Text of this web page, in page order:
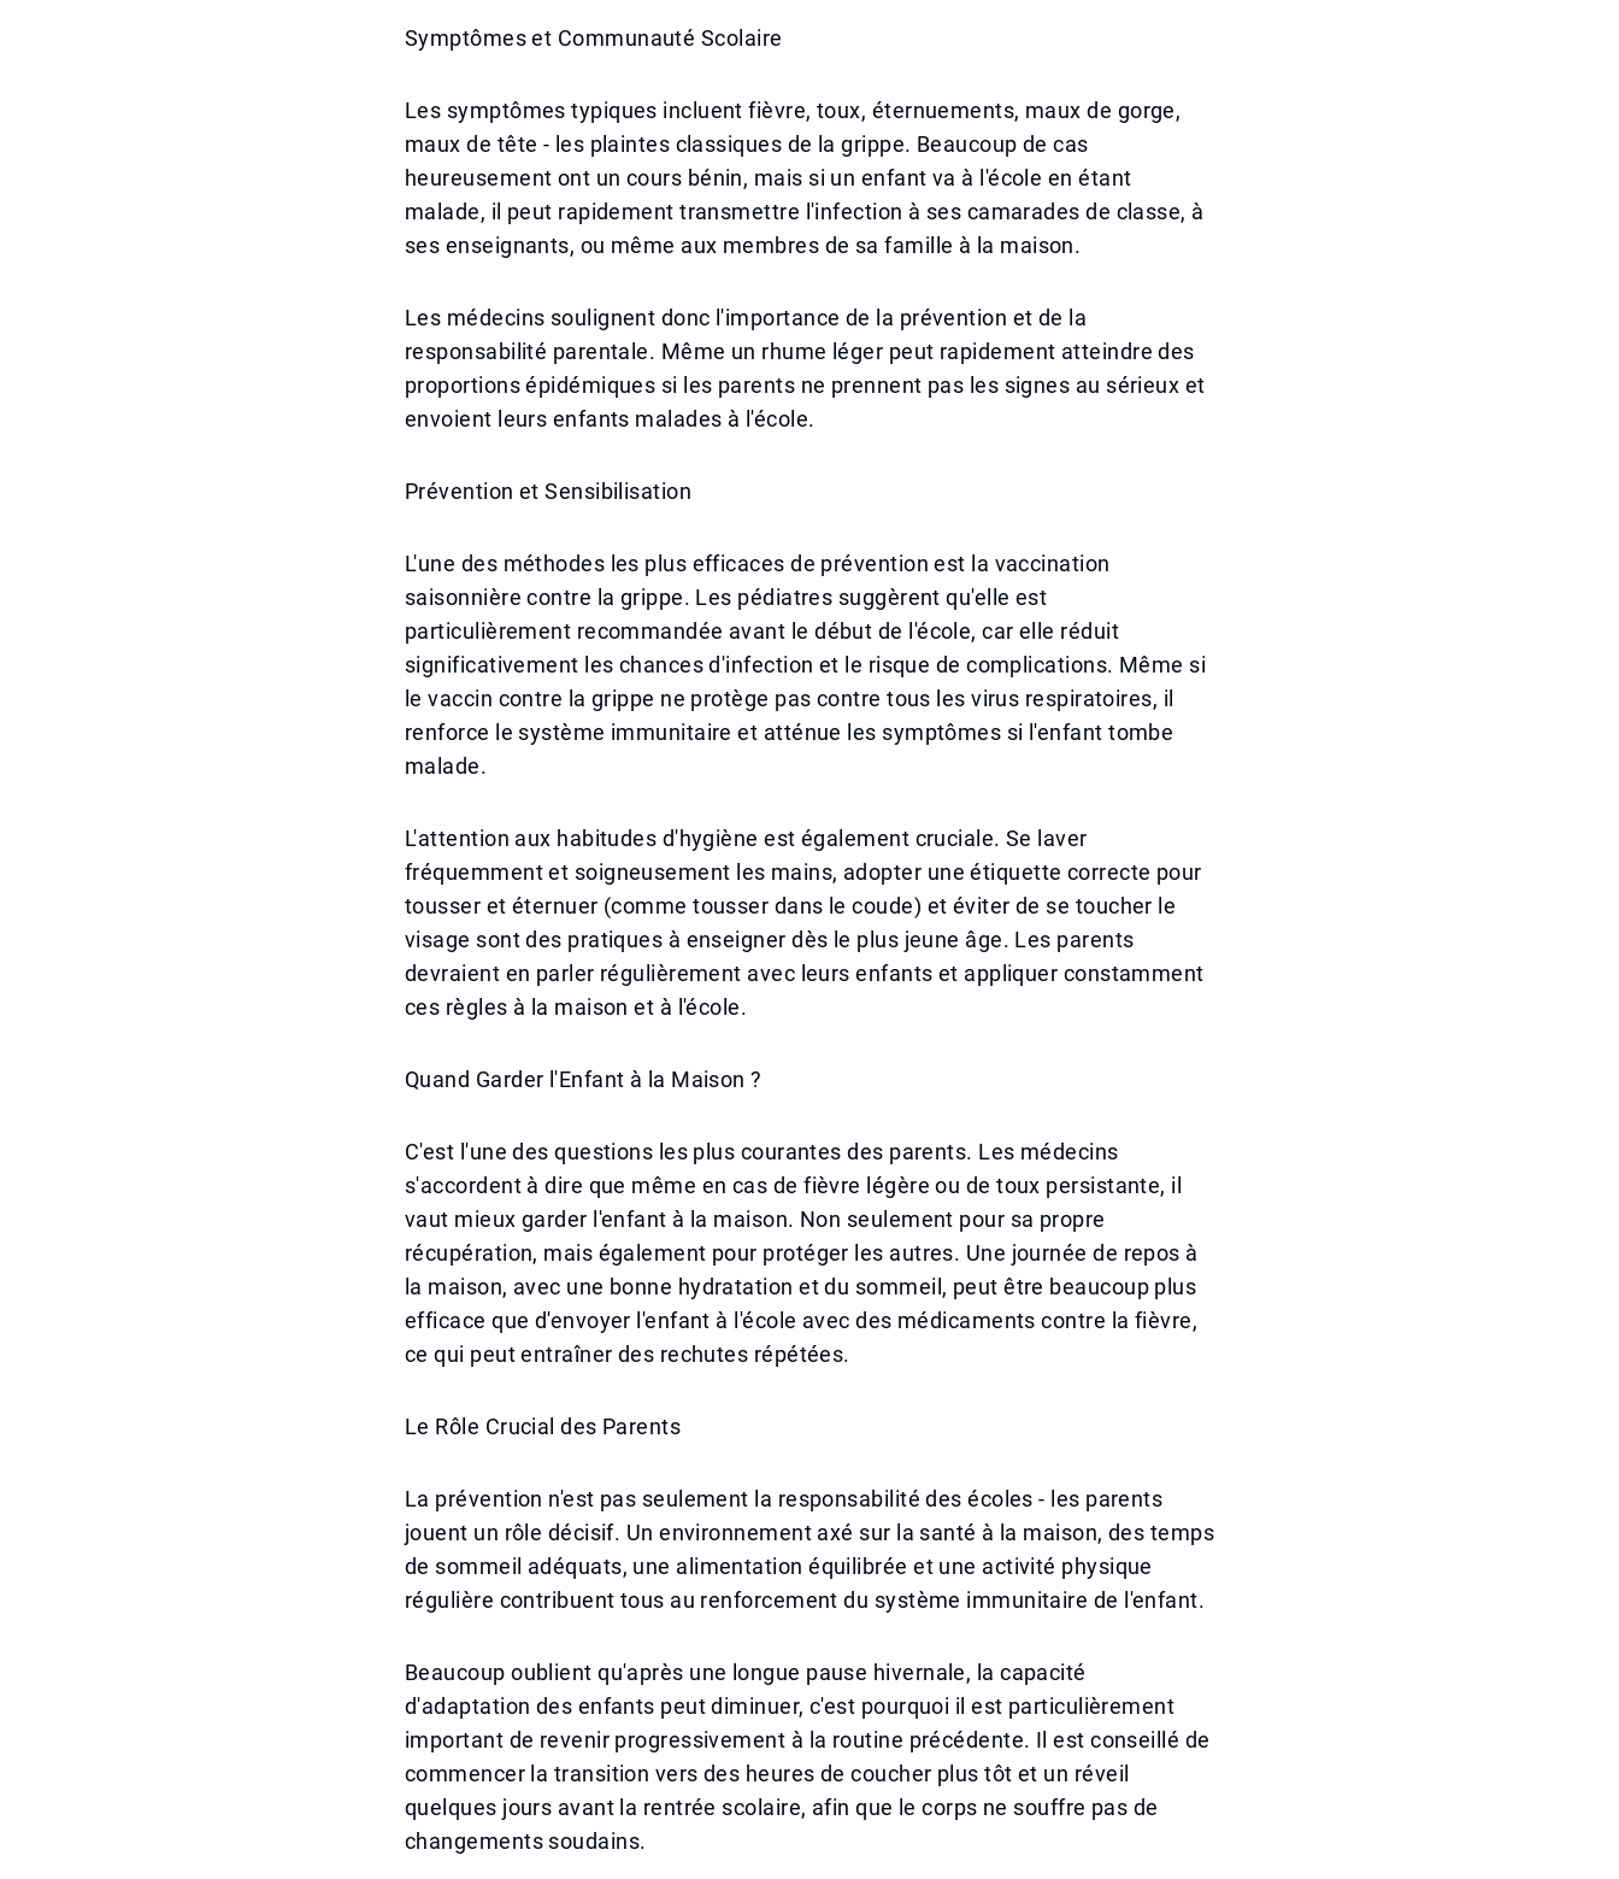
Symptômes et Communauté Scolaire
Les symptômes typiques incluent fièvre, toux, éternuements, maux de gorge,
maux de tête - les plaintes classiques de la grippe. Beaucoup de cas
heureusement ont un cours bénin, mais si un enfant va à l'école en étant
malade, il peut rapidement transmettre l'infection à ses camarades de classe, à
ses enseignants, ou même aux membres de sa famille à la maison.
Les médecins soulignent donc l'importance de la prévention et de la
responsabilité parentale. Même un rhume léger peut rapidement atteindre des
proportions épidémiques si les parents ne prennent pas les signes au sérieux et
envoient leurs enfants malades à l'école.
Prévention et Sensibilisation
L'une des méthodes les plus efficaces de prévention est la vaccination
saisonnière contre la grippe. Les pédiatres suggèrent qu'elle est
particulièrement recommandée avant le début de l'école, car elle réduit
significativement les chances d'infection et le risque de complications. Même si
le vaccin contre la grippe ne protège pas contre tous les virus respiratoires, il
renforce le système immunitaire et atténue les symptômes si l'enfant tombe
malade.
L'attention aux habitudes d'hygiène est également cruciale. Se laver
fréquemment et soigneusement les mains, adopter une étiquette correcte pour
tousser et éternuer (comme tousser dans le coude) et éviter de se toucher le
visage sont des pratiques à enseigner dès le plus jeune âge. Les parents
devraient en parler régulièrement avec leurs enfants et appliquer constamment
ces règles à la maison et à l'école.
Quand Garder l'Enfant à la Maison ?
C'est l'une des questions les plus courantes des parents. Les médecins
s'accordent à dire que même en cas de fièvre légère ou de toux persistante, il
vaut mieux garder l'enfant à la maison. Non seulement pour sa propre
récupération, mais également pour protéger les autres. Une journée de repos à
la maison, avec une bonne hydratation et du sommeil, peut être beaucoup plus
efficace que d'envoyer l'enfant à l'école avec des médicaments contre la fièvre,
ce qui peut entraîner des rechutes répétées.
Le Rôle Crucial des Parents
La prévention n'est pas seulement la responsabilité des écoles - les parents
jouent un rôle décisif. Un environnement axé sur la santé à la maison, des temps
de sommeil adéquats, une alimentation équilibrée et une activité physique
régulière contribuent tous au renforcement du système immunitaire de l'enfant.
Beaucoup oublient qu'après une longue pause hivernale, la capacité
d'adaptation des enfants peut diminuer, c'est pourquoi il est particulièrement
important de revenir progressivement à la routine précédente. Il est conseillé de
commencer la transition vers des heures de coucher plus tôt et un réveil
quelques jours avant la rentrée scolaire, afin que le corps ne souffre pas de
changements soudains.